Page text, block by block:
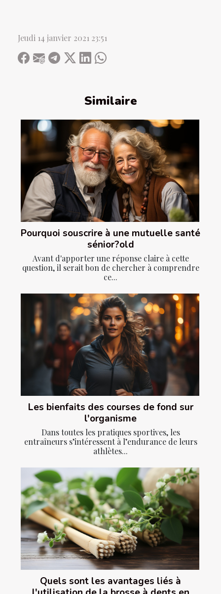
Similaire
Pourquoi souscrire à une mutuelle santé
sénior?old
Avant d'apporter une réponse claire à cette
question, il serait bon de chercher à comprendre
ce...
Les bienfaits des courses de fond sur
l'organisme
Dans toutes les pratiques sportives, les
entraîneurs s’intéressent à l’endurance de leurs
athlètes...
Quels sont les avantages liés à
Jeudi 14 janvier 2021 23:51